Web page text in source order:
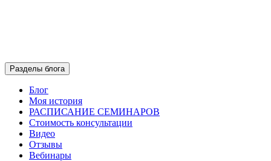
Разделы блога
Блог
Моя история
РАСПИСАНИЕ СЕМИНАРОВ
Стоимость консультации
Видео
Отзывы
Вебинары